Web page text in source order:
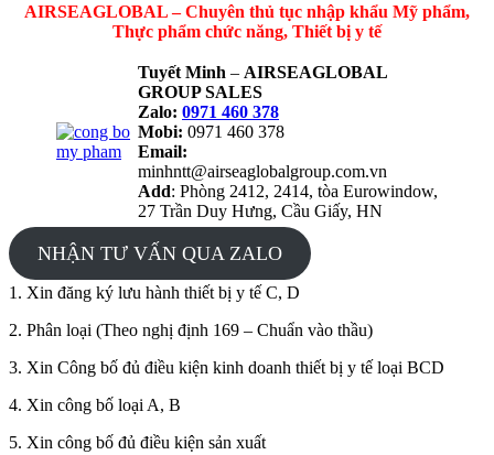
AIRSEAGLOBAL – Chuyên thủ tục nhập khẩu Mỹ phẩm,
Thực phẩm chức năng, Thiết bị y tế
Tuyết Minh – AIRSEAGLOBAL
GROUP SALES
Zalo: 0971 460 378
Mobi: 0971 460 378
Email:
minhntt@airseaglobalgroup.com.vn
Add: Phòng 2412, 2414, tòa Eurowindow,
27 Trần Duy Hưng, Cầu Giấy, HN
NHẬN TƯ VẤN QUA ZALO
1. Xin đăng ký lưu hành thiết bị y tế C, D
2. Phân loại (Theo nghị định 169 – Chuẩn vào thầu)
3. Xin Công bố đủ điều kiện kinh doanh thiết bị y tế loại BCD
4. Xin công bố loại A, B
5. Xin công bố đủ điều kiện sản xuất